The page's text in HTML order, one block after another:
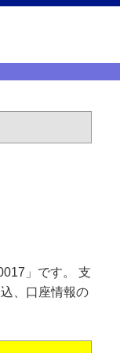
」です。 支
、口座情報の